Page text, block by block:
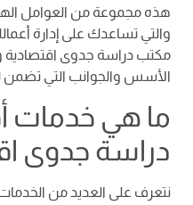
هذه مجموعة من العوامل
والتي تساعدك على إدارة
مكتب دراسة جدوى اقتصادية
الأسس والجوانب التي تضمن
ما هي
دراسة جدوى
نتعرف على العديد من